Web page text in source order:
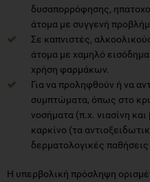
δυσαπορρόφησης,
άτομα με συγγενή
Σε καπνιστές,
άτομα με χαμηλό
χρήση φαρμάκων.
Για να προληφθούν ή να
συμπτώματα, όπως στο
νοσήματα (π.χ. νιασίνη
καρκίνο (τα
δερματολογικές
Η υπερβολική πρόσληψη